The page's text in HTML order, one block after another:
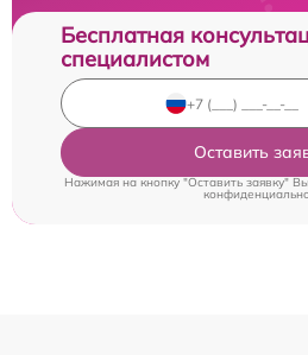
Бесплатная
специалистом
Оставить
Нажимая на кнопку "Оставить заявку"